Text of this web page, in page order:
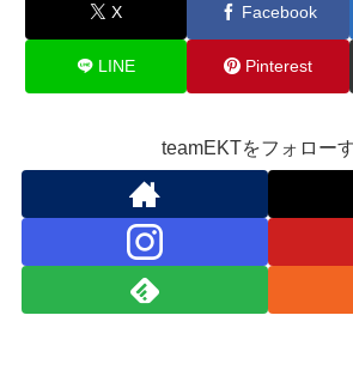
X Facebook
LINE Pinterest
teamEKTをフォロー